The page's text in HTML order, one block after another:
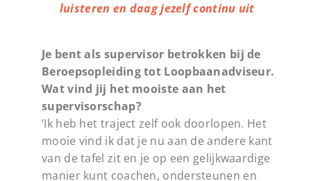
luisteren en daag jezelf continu uit
Je bent als supervisor betrokken bij de
Beroepsopleiding tot Loopbaanadviseur.
Wat vind jij het mooiste aan het
supervisorschap?
‘Ik heb het traject zelf ook doorlopen. Het
mooie vind ik dat je nu aan de andere kant
van de tafel zit en je op een gelijkwaardige
manier kunt coachen, ondersteunen en